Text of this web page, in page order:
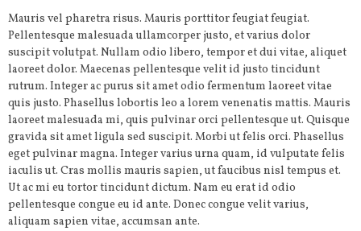
Mauris vel pharetra risus. Mauris porttitor feugiat feugiat.
Pellentesque malesuada ullamcorper justo, et varius dolor
suscipit volutpat. Nullam odio libero, tempor et dui vitae, aliquet
laoreet dolor. Maecenas pellentesque velit id justo tincidunt
rutrum. Integer ac purus sit amet odio fermentum laoreet vitae
quis justo. Phasellus lobortis leo a lorem venenatis mattis. Mauris
laoreet malesuada mi, quis pulvinar orci pellentesque ut. Quisque
gravida sit amet ligula sed suscipit. Morbi ut felis orci. Phasellus
eget pulvinar magna. Integer varius urna quam, id vulputate felis
iaculis ut. Cras mollis mauris sapien, ut faucibus nisl tempus et.
Ut ac mi eu tortor tincidunt dictum. Nam eu erat id odio
pellentesque congue eu id ante. Donec congue velit varius,
aliquam sapien vitae, accumsan ante.